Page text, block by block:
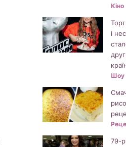
Кіно
і
Шоу
79-